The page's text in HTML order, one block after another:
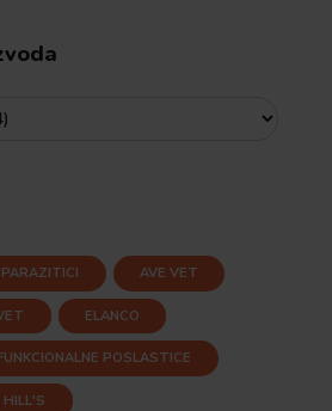
AVE VET
ELANCO
POSLASTICE
HILL'S